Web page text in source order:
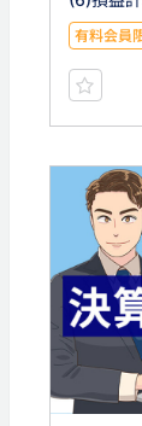
有料会員